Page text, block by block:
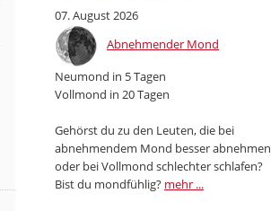
07. August 2026
Abnehmender Mond
Neumond in 5 Tagen
Vollmond in 20 Tagen
Gehörst du zu den Leuten, die bei
abnehmendem Mond besser abnehmen
oder bei Vollmond schlechter schlafen?
Bist du mondfühlig? mehr ...